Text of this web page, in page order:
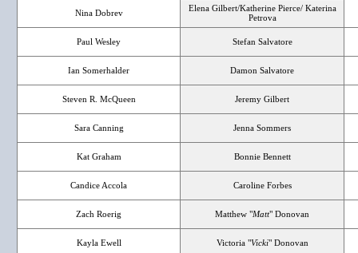
Nina Dobrev
Elena Gilbert/Katherine Pierce/ Katerina
Petrova
Paul Wesley Stefan Salvatore
Ian Somerhalder Damon Salvatore
Steven R. McQueen Jeremy Gilbert
Sara Canning Jenna Sommers
Kat Graham Bonnie Bennett
Candice Accola Caroline Forbes
Zach Roerig Matthew "Matt" Donovan
Kayla Ewell Victoria "Vicki" Donovan